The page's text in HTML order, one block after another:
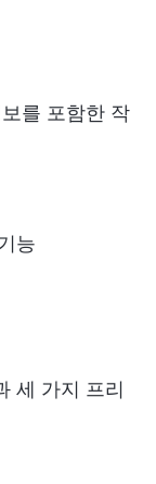
를 포함한 작
능
세 가지 프리